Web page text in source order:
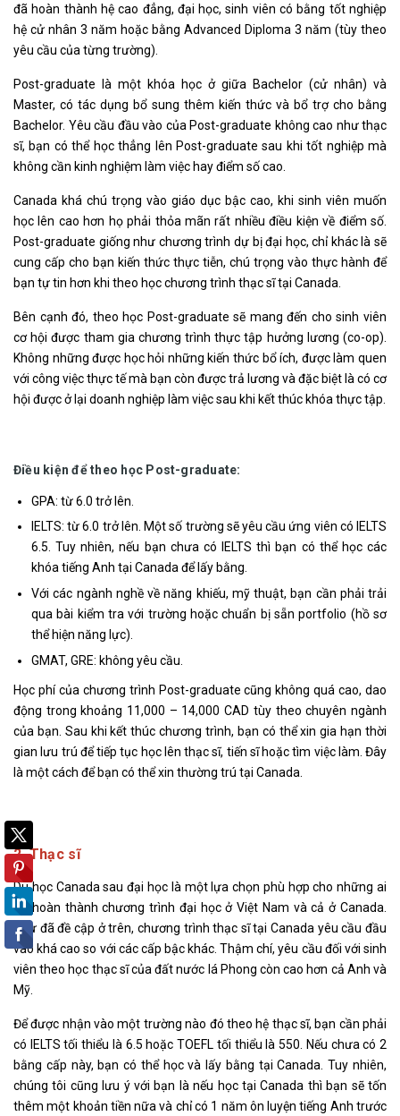
đã hoàn thành hệ cao đẳng, đại học, sinh viên có bằng tốt nghiệp
hệ cử nhân 3 năm hoặc bằng Advanced Diploma 3 năm (tùy theo
yêu cầu của từng trường).
Post-graduate là một khóa học ở giữa Bachelor (cử nhân) và
Master, có tác dụng bổ sung thêm kiến thức và bổ trợ cho bằng
Bachelor. Yêu cầu đầu vào của Post-graduate không cao như thạc
sĩ, bạn có thể học thẳng lên Post-graduate sau khi tốt nghiệp mà
không cần kinh nghiệm làm việc hay điểm số cao.
Canada khá chú trọng vào giáo dục bậc cao, khi sinh viên muốn
học lên cao hơn họ phải thỏa mãn rất nhiều điều kiện về điểm số.
Post-graduate giống như chương trình dự bị đại học, chỉ khác là sẽ
cung cấp cho bạn kiến thức thực tiễn, chú trọng vào thực hành để
bạn tự tin hơn khi theo học chương trình thạc sĩ tại Canada.
Bên cạnh đó, theo học Post-graduate sẽ mang đến cho sinh viên
cơ hội được tham gia chương trình thực tập hưởng lương (co-op).
Không những được học hỏi những kiến thức bổ ích, được làm quen
với công việc thực tế mà bạn còn được trả lương và đặc biệt là có cơ
hội được ở lại doanh nghiệp làm việc sau khi kết thúc khóa thực tập.
Điều kiện để theo học Post-graduate:
GPA: từ 6.0 trở lên.
IELTS: từ 6.0 trở lên. Một số trường sẽ yêu cầu ứng viên có IELTS
6.5. Tuy nhiên, nếu bạn chưa có IELTS thì bạn có thể học các
khóa tiếng Anh tại Canada để lấy bằng.
Với các ngành nghề về năng khiếu, mỹ thuật, bạn cần phải trải
qua bài kiểm tra với trường hoặc chuẩn bị sẵn portfolio (hồ sơ
thể hiện năng lực).
GMAT, GRE: không yêu cầu.
Học phí của chương trình Post-graduate cũng không quá cao, dao
động trong khoảng 11,000 – 14,000 CAD tùy theo chuyên ngành
của bạn. Sau khi kết thúc chương trình, bạn có thể xin gia hạn thời
gian lưu trú để tiếp tục học lên thạc sĩ, tiến sĩ hoặc tìm việc làm. Đây
là một cách để bạn có thể xin thường trú tại Canada.
2. Thạc sĩ
Du học Canada sau đại học là một lựa chọn phù hợp cho những ai
đã hoàn thành chương trình đại học ở Việt Nam và cả ở Canada.
Như đã đề cập ở trên, chương trình thạc sĩ tại Canada yêu cầu đầu
vào khá cao so với các cấp bậc khác. Thậm chí, yêu cầu đối với sinh
viên theo học thạc sĩ của đất nước lá Phong còn cao hơn cả Anh và
Mỹ.
Để được nhận vào một trường nào đó theo hệ thạc sĩ, bạn cần phải
có IELTS tối thiểu là 6.5 hoặc TOEFL tối thiểu là 550. Nếu chưa có 2
bằng cấp này, bạn có thể học và lấy bằng tại Canada. Tuy nhiên,
chúng tôi cũng lưu ý với bạn là nếu học tại Canada thì bạn sẽ tốn
thêm một khoản tiền nữa và chỉ có 1 năm ôn luyện tiếng Anh trước